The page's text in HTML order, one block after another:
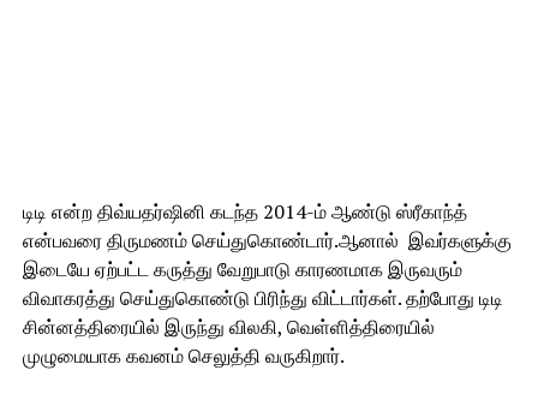
டிடி என்ற திவ்யதர்ஷினி கடந்த 2014-ம் ஆண்டு ஸ்ரீகாந்த்
என்பவரை திருமணம் செய்துகொண்டார்.ஆனால் இவர்களுக்கு
இடையே ஏற்பட்ட கருத்து வேறுபாடு காரணமாக இருவரும்
விவாகரத்து செய்துகொண்டு பிரிந்து விட்டார்கள். தற்போது டிடி
சின்னத்திரையில் இருந்து விலகி, வெள்ளித்திரையில்
முழுமையாக கவனம் செலுத்தி வருகிறார்.